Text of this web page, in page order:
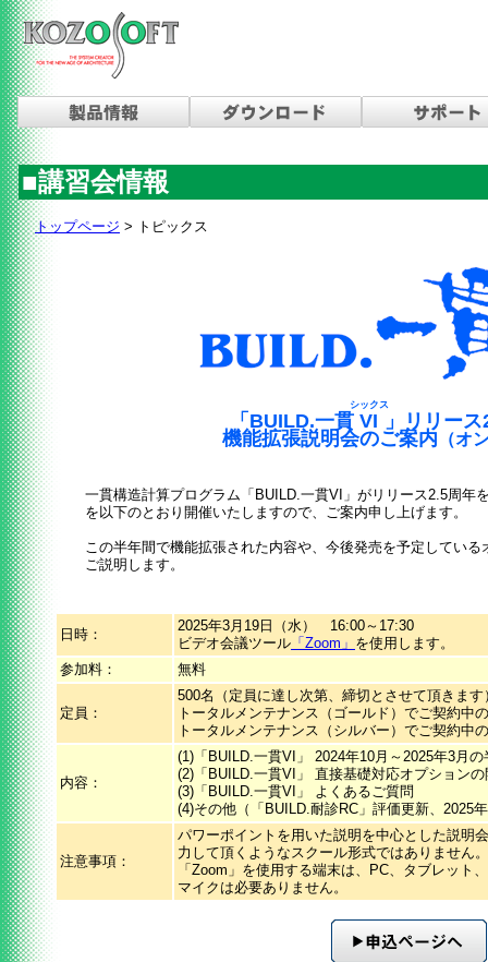
■講習会情報
トップページ > トピックス
「BUILD.一貫 VI
シックス
」リリー
機能拡張説明会のご案内 （オ
一貫構造計算プログラム「BUILD.一貫VI」がリリース2.5周年
を以下のとおり開催いたしますので、ご案内申し上げます。
この半年間で機能拡張された内容や、今後発売を予定してい
ご説明します。
日時：
2025年3月19日（水） 16:00～17:30
ビデオ会議ツール 「Zoom」 を使用します。
参加料：
無料
定員：
500名（定員に達し次第、締切とさせて頂きます
トータルメンテナンス（ゴールド）でご契約中
トータルメンテナンス（シルバー）でご契約中
内容：
(1)「BUILD.一貫VI」 2024年10月～2025年3月
(2)「BUILD.一貫VI」 直接基礎対応オプション
(3)「BUILD.一貫VI」 よくあるご質問
(4)その他（「BUILD.耐診RC」評価更新、2025
注意事項：
パワーポイントを用いた説明を中心とした説明
力して頂くようなスクール形式ではありません。
「Zoom」を使用する端末は、PC、タブレット
マイクは必要ありません。